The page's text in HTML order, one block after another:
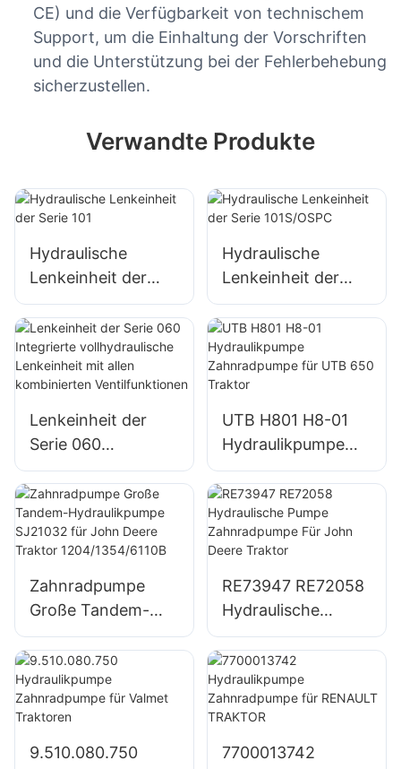
CE) und die Verfügbarkeit von technischem
Support, um die Einhaltung der Vorschriften
und die Unterstützung bei der Fehlerbehebung
sicherzustellen.
Verwandte Produkte
Hydraulische
Lenkeinheit der
Serie 101
Hydraulische
Lenkeinheit der
Serie 101S/OSPC
Lenkeinheit der
Serie 060
Integrierte
vollhydraulische
Lenkeinheit mit
allen kombinierten
UTB H801 H8-01
Hydraulikpumpe
Zahnradpumpe für
UTB 650 Traktor
Zahnradpumpe
Große Tandem-
Hydraulikpumpe
SJ21032 für John
Deere Traktor
1204/1354/6110B
RE73947 RE72058
Hydraulische
Pumpe
Zahnradpumpe Für
John Deere Traktor
9.510.080.750
7700013742